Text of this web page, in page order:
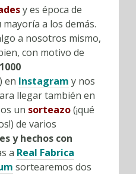
y es época de
a los demás.
a nosotros mismo,
con motivo de
1000
en Instagram y nos
llegar también en
un sorteazo(¡qué
de varios
y hechos con
a Real Fabrica
sortearemos dos